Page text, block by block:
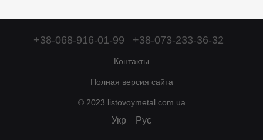
+38-068-916-01-99 +38-073-233-36-32
Контакты
Полная версия сайта
© 2023 listovoymetal.com.ua
Укр Рус